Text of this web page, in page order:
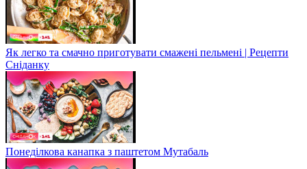
Як легко та смачно приготувати смажені пельмені | Рецепти
Сніданку
Понеділкова канапка з паштетом Мутабаль